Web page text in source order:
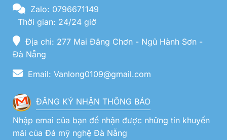
Zalo: 0796671149
Thời gian: 24/24 giờ
Địa chỉ: 277 Mai Đăng Chơn - Ngũ Hành Sơn -
Đà Nẵng
Email: Vanlong0109@gmail.com
ĐĂNG KÝ NHẬN THÔNG BÁO
Nhập emai của bạn để nhận được những tin khuyến
mãi của Đá mỹ nghệ Đà Nẵng